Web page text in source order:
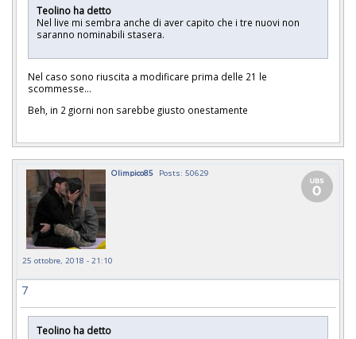
Teolino ha detto
Nel live mi sembra anche di aver capito che i tre nuovi non
saranno nominabili stasera.
Nel caso sono riuscita a modificare prima delle 21 le
scommesse...
Beh, in 2 giorni non sarebbe giusto onestamente
Olimpico85 Posts: 50629
25 ottobre, 2018 - 21:10
7
Teolino ha detto